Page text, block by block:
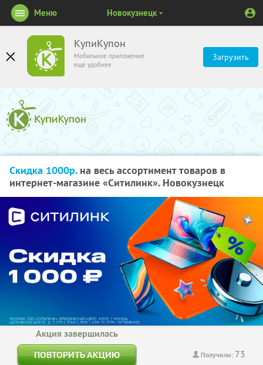
КупиКупон
Мобильное приложение
ещё удобнее
Загрузить
Меню Новокузнецк
Скидка 1000р.на весь ассортимент товаров в
интернет-магазине «Ситилинк». Новокузнецк
Получили: 73
Акция завершилась
ПОВТОРИТЬ АКЦИЮ